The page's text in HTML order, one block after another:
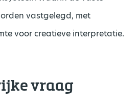
vastgelegd, met
voor creatieve interpretatie.
vraag